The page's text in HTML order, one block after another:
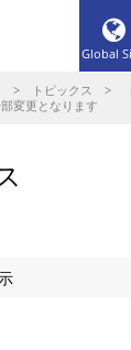
Global
> トピックス > 【
変更となります